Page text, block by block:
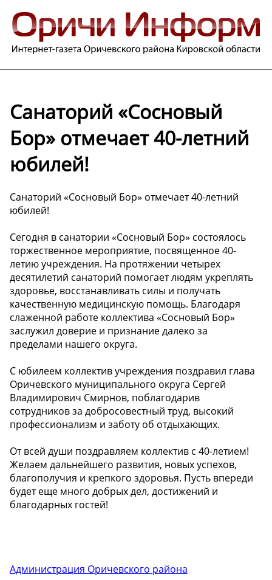
Санаторий «Сосновый
Бор» отмечает 40-летний
юбилей!
Санаторий «Сосновый Бор» отмечает 40-летний
юбилей!
Сегодня в санатории «Сосновый Бор» состоялось
торжественное мероприятие, посвященное 40-
летию учреждения. На протяжении четырех
десятилетий санаторий помогает людям укреплять
здоровье, восстанавливать силы и получать
качественную медицинскую помощь. Благодаря
слаженной работе коллектива «Сосновый Бор»
заслужил доверие и признание далеко за
пределами нашего округа.
С юбилеем коллектив учреждения поздравил глава
Оричевского муниципального округа Сергей
Владимирович Смирнов, поблагодарив
сотрудников за добросовестный труд, высокий
профессионализм и заботу об отдыхающих.
От всей души поздравляем коллектив с 40-летием!
Желаем дальнейшего развития, новых успехов,
благополучия и крепкого здоровья. Пусть впереди
будет еще много добрых дел, достижений и
благодарных гостей!
Администрация Оричевского района